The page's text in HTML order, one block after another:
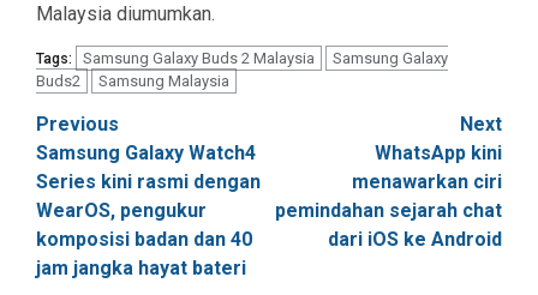
Malaysia diumumkan.
Tags: Samsung Galaxy Buds 2 Malaysia
Samsung Galaxy
Buds2
Samsung Malaysia
Post
navigation
Previous
Samsung Galaxy Watch4
Series kini rasmi dengan
WearOS, pengukur
komposisi badan dan 40
jam jangka hayat bateri
Next
WhatsApp kini
menawarkan ciri
pemindahan sejarah chat
dari iOS ke Android